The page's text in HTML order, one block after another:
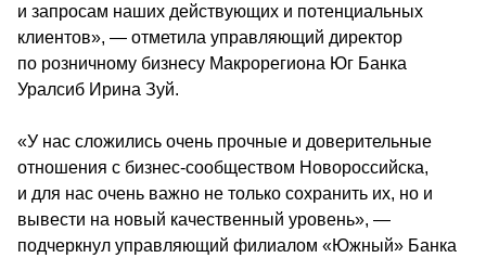
и запросам наших действующих и потенциальных
клиентов», — отметила управляющий директор
по розничному бизнесу Макрорегиона Юг Банка
Уралсиб Ирина Зуй.
«У нас сложились очень прочные и доверительные
отношения с бизнес-сообществом Новороссийска,
и для нас очень важно не только сохранить их, но и
вывести на новый качественный уровень», —
подчеркнул управляющий филиалом «Южный» Банка